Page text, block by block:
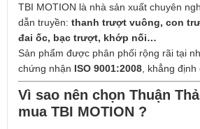
TBI MOTION là nhà sản xuất chuyên
dẫn truyền: thanh trượt vuông, con
đai ốc, bạc trượt, khớp nối…
Sản phẩm được phân phối rộng rãi tại
chứng nhận ISO 9001:2008 , khẳng
Vì sao nên chọn Thuận
mua TBI MOTION ?